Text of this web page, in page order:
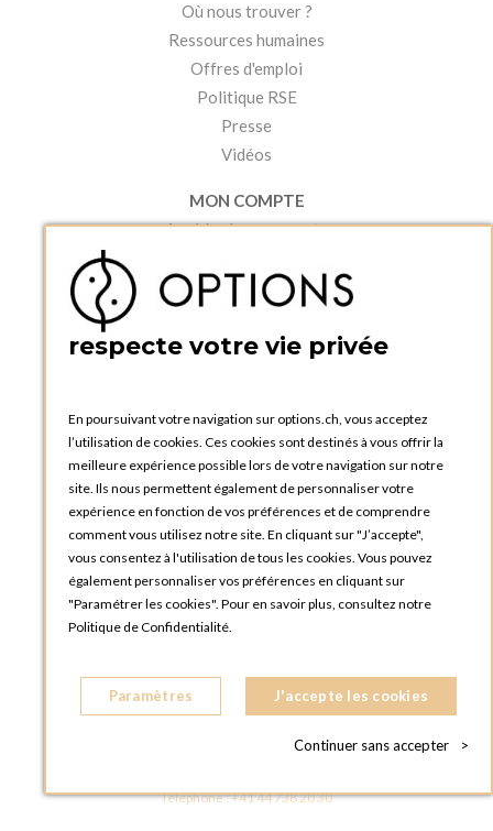
Où nous trouver ?
Ressources humaines
Offres d'emploi
Politique RSE
Presse
Vidéos
MON COMPTE
Accéder à mon compte
Créer un compte
PRATIQUE
Catalogues et bons de commande
Tutoriels
OPTIONS GENÈVE
81, Route du Bois-des-Frères
1219 Le Lignon
SUISSE
OPTIONS ZURICH
Téléphone :+41 44 738 20 30
respecte votre vie privée
En poursuivant votre navigation sur options.ch, vous acceptez
l’utilisation de cookies. Ces cookies sont destinés à vous offrir la
meilleure expérience possible lors de votre navigation sur notre
site. Ils nous permettent également de personnaliser votre
expérience en fonction de vos préférences et de comprendre
comment vous utilisez notre site. En cliquant sur "J’accepte",
vous consentez à l'utilisation de tous les cookies. Vous pouvez
également personnaliser vos préférences en cliquant sur
"Paramétrer les cookies". Pour en savoir plus, consultez notre
Politique de Confidentialité.
Paramètres J'accepte les cookies
Continuer sans accepter >